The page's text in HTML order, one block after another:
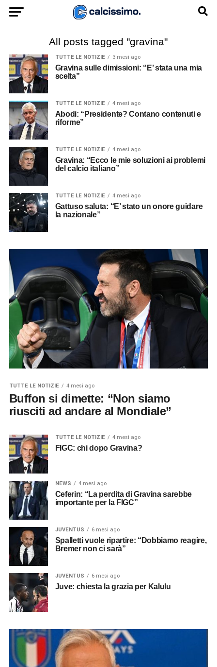
All posts tagged "gravina"
TUTTE LE NOTIZIE 3 mesi ago
Gravina sulle dimissioni: “E’ stata una mia
scelta”
TUTTE LE NOTIZIE 4 mesi ago
Abodi: “Presidente? Contano contenuti e
riforme”
TUTTE LE NOTIZIE 4 mesi ago
Gravina: “Ecco le mie soluzioni ai problemi
del calcio italiano”
TUTTE LE NOTIZIE 4 mesi ago
Gattuso saluta: “E’ stato un onore guidare
la nazionale”
TUTTE LE NOTIZIE 4 mesi ago
Buffon si dimette: “Non siamo
riusciti ad andare al Mondiale”
TUTTE LE NOTIZIE 4 mesi ago
FIGC: chi dopo Gravina?
NEWS 4 mesi ago
Ceferin: “La perdita di Gravina sarebbe
importante per la FIGC”
JUVENTUS 6 mesi ago
Spalletti vuole ripartire: “Dobbiamo reagire,
Bremer non ci sarà”
JUVENTUS 6 mesi ago
Juve: chiesta la grazia per Kalulu